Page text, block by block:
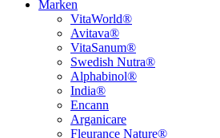
Marken
VitaWorld®
Avitava®
VitaSanum®
Swedish Nutra®
Alphabinol®
India®
Encann
Arganicare
Fleurance Nature®